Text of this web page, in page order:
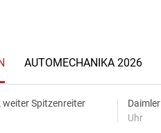
AUTOMECHANIKA 2026
Spitzenreiter
Uhr